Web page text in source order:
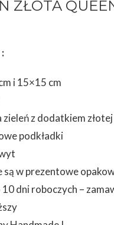
ZŁOTA
i 15×15 cm
z dodatkiem
podkładki
są w prezentowe
10 dni roboczych –